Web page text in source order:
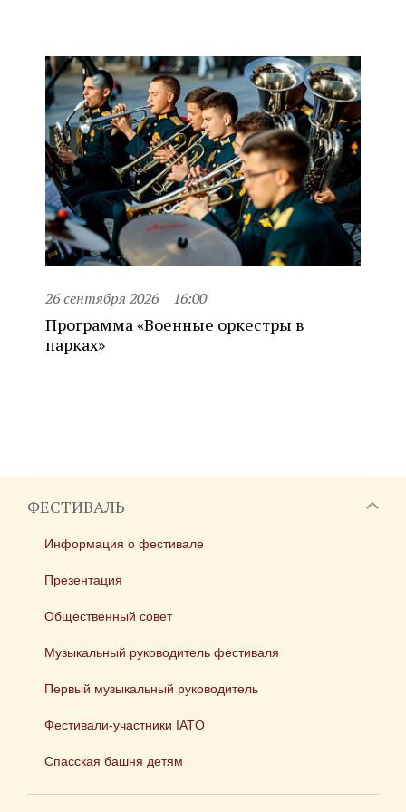
26 сентября 2026 16:00
Программа «Военные оркестры в
парках»
ФЕСТИВАЛЬ
Информация о фестивале
Презентация
Общественный совет
Музыкальный руководитель фестиваля
Первый музыкальный руководитель
Фестивали-участники IATO
Спасская башня детям